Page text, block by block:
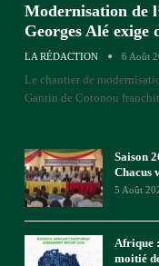
Modernisation de
Georges Alé exige
LA RÉDACTION 6 Août
Le chantier de
Gantin de Cotonou
Saison
Chacus
5 Août
Afrique
moitié